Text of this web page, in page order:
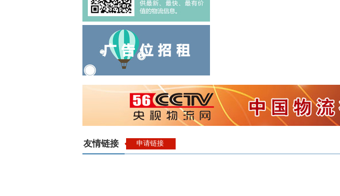
友情链接 申请链接